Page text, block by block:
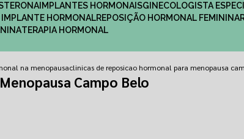
IMPLANTES HORMONAIS
GINECOLOGISTA
IMPLANTE HORMONAL
REPOSIÇÃO HORMONAL FEMININA
TERAPIA HORMONAL
na menopausaclinicas de reposicao hormonal para menopausa
Campo Belo